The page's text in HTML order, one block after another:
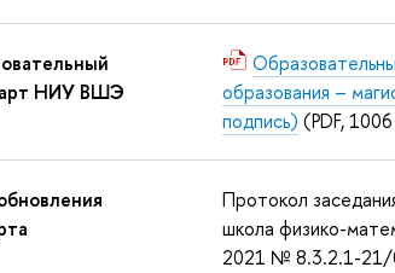
НИУ ВШЭ
образования –
подпись) (PDF,
Протокол
школа физико-
2021 № 8.3.2.1-21/